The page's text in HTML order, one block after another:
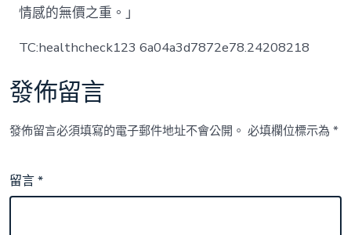
情感的無價之重。」
TC:healthcheck123 6a04a3d7872e78.24208218
發佈留言
發佈留言必須填寫的電子郵件地址不會公開。 必填欄位標示為*
留言*